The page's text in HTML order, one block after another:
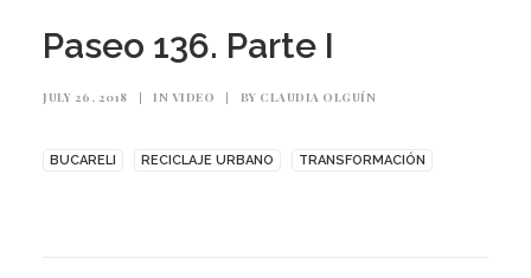
Paseo 136. Parte I
JULY 26, 2018 | IN VIDEO | BY CLAUDIA OLGUÍN
BUCARELI RECICLAJE URBANO TRANSFORMACIÓN